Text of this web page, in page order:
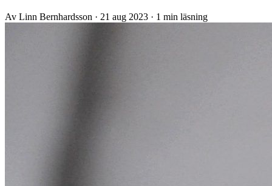
Av Linn Bernhardsson · 21 aug 2023 · 1 min läsning